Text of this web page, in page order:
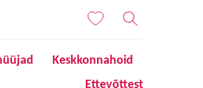
Keskkonnahoid
Ettevõttest